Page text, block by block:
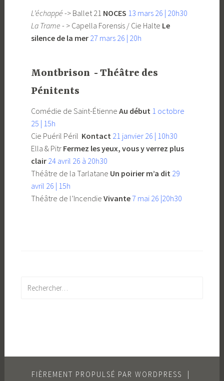
L’échappé -> Ballet 21 NOCES 13 mars 26 | 20h30
La Trame - > Capella Forensis / Cie Halte Le
silence de la mer 27 mars 26 | 20h
Montbrison - Théâtre des
Pénitents
Comédie de Saint-Étienne Au début 1 octobre
25 | 15h
Cie Puéril Péril Kontact 21 janvier 26 | 10h30
Ella & Pitr Fermez les yeux, vous y verrez plus
clair 24 avril 26 à 20h30
Théâtre de la Tarlatane Un poirier m’a dit 29
avril 26 | 15h
Théâtre de l’Incendie Vivante7 mai 26 |20h30
FIÈREMENT PROPULSÉ PAR WORDPRESS |